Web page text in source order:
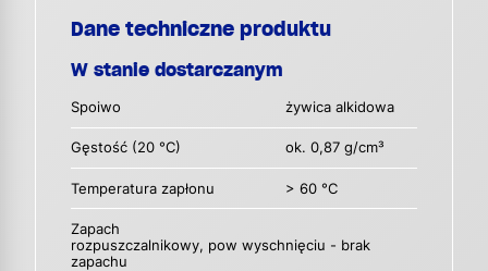
Dane techniczne produktu
W stanie dostarczanym
Spoiwo żywica alkidowa
Gęstość (20 °C) ok. 0,87 g/cm³
Temperatura zapłonu > 60 °C
Zapach
rozpuszczalnikowy, pow wyschnięciu - brak
zapachu